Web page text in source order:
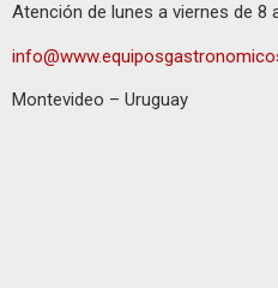
Atención de lunes a viernes de 8
Montevideo – Uruguay